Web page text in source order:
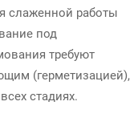
слаженной работы
под
требуют
(герметизацией),
стадиях.